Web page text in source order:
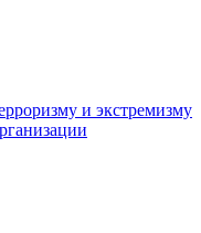
и экстремизму